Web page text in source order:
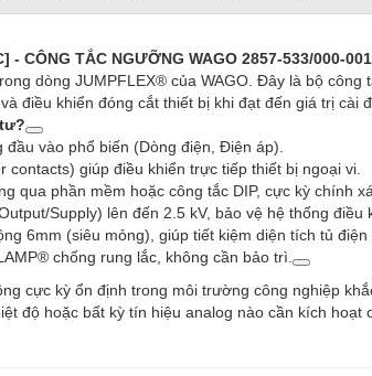
- CÔNG TẮC NGƯỠNG WAGO 2857-533/000-001
dòng JUMPFLEX® của WAGO. Đây là bộ công
điều khiển đóng cắt thiết bị khi đạt đến giá trị cài
vào phổ biến (Dòng điện, Điện áp).
contacts) giúp điều khiển trực tiếp thiết bị ngoại vi.
qua phần mềm hoặc công tắc DIP, cực kỳ chính
Supply) lên đến 2.5 kV, bảo vệ hệ thống điều
6mm (siêu mỏng), giúp tiết kiệm diện tích tủ điện
chống rung lắc, không cần bảo trì.
cực kỳ ổn định trong môi trường công nghiệp
độ hoặc bất kỳ tín hiệu analog nào cần kích hoạt